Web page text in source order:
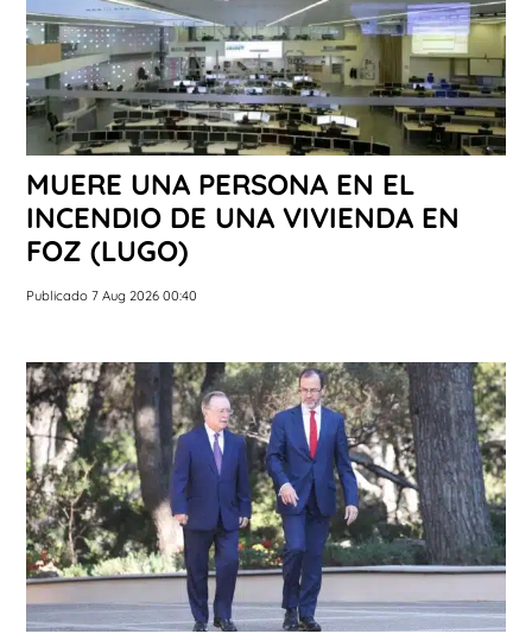
MUERE UNA PERSONA EN EL
INCENDIO DE UNA VIVIENDA EN
FOZ (LUGO)
Publicado 7 Aug 2026 00:40